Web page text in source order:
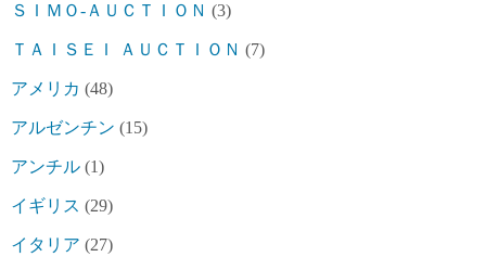
ＳＩＭＯ-ＡＵＣＴＩＯＮ (3)
ＴＡＩＳＥＩ ＡＵＣＴＩＯＮ (7)
アメリカ (48)
アルゼンチン (15)
アンチル (1)
イギリス (29)
イタリア (27)